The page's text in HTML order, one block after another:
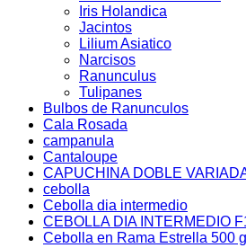
Iris Holandica
Jacintos
Lilium Asiatico
Narcisos
Ranunculus
Tulipanes
Bulbos de Ranunculos
Cala Rosada
campanula
Cantaloupe
CAPUCHINA DOBLE
cebolla
Cebolla dia intermedio
CEBOLLA DIA INTERMEDIO
Cebolla en Rama Estrella 500